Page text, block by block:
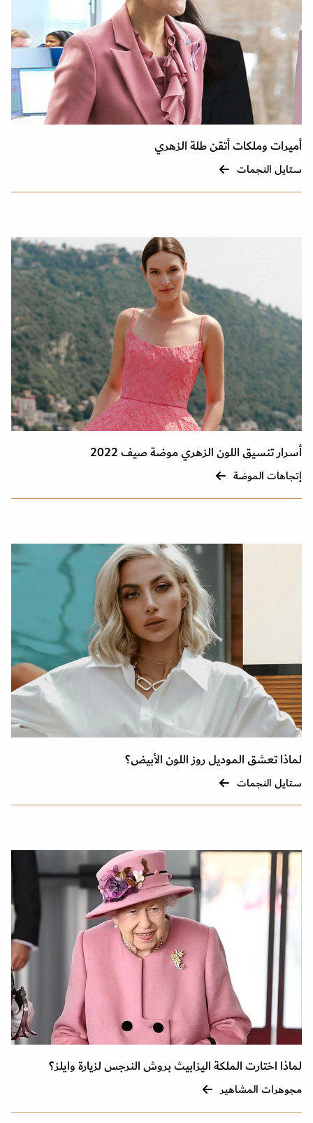
أميرات وملكات أتقن طلة الزهري
ستايل النجمات
أسرار تنسيق اللون الزهري موضة صيف 2022
إتجاهات الموضة
لماذا تعشق الموديل روز اللون الأبيض؟
ستايل النجمات
لماذا اختارت الملكة اليزابيث بروش النرجس لزيارة وايلز؟
مجوهرات المشاهير